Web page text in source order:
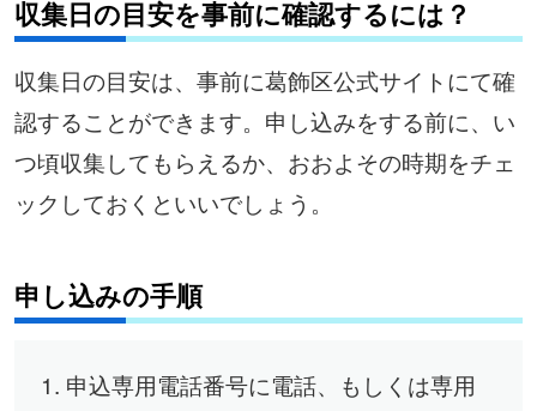
収集日の目安を事前に確認するには？
収集日の目安は、事前に葛飾区公式サイトにて確
認することができます。申し込みをする前に、い
つ頃収集してもらえるか、おおよその時期をチェ
ックしておくといいでしょう。
申し込みの手順
申込専用電話番号に電話、もしくは専用